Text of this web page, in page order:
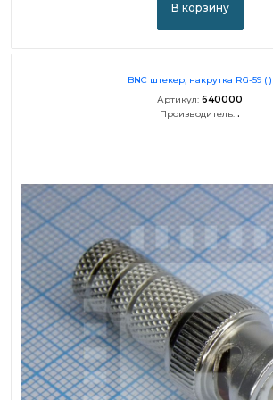
В корзину
BNC штекер, накрутка RG-59 ( )
Артикул: 640000
Производитель: .